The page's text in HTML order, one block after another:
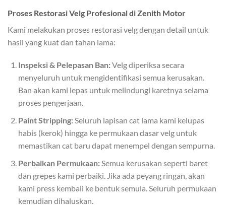
Proses Restorasi Velg Profesional di Zenith Motor
Kami melakukan proses restorasi velg dengan detail untuk
hasil yang kuat dan tahan lama:
Inspeksi & Pelepasan Ban:Velg diperiksa secara
menyeluruh untuk mengidentifikasi semua kerusakan.
Ban akan kami lepas untuk melindungi karetnya selama
proses pengerjaan.
Paint Stripping:Seluruh lapisan cat lama kami kelupas
habis (kerok) hingga ke permukaan dasar velg untuk
memastikan cat baru dapat menempel dengan sempurna.
Perbaikan Permukaan:Semua kerusakan seperti baret
dan grepes kami perbaiki. Jika ada peyang ringan, akan
kami press kembali ke bentuk semula. Seluruh permukaan
kemudian dihaluskan.